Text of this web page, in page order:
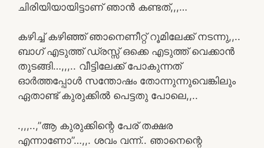
ചിരിയിയായിട്ടാണ് ഞാൻ കണ്ടത്,,,…
കഴിച്ച് കഴിഞ്ഞ് ഞാനെണീറ്റ് റൂമിലേക്ക് നടന്നു,,..
ബാഗ് എടുത്ത് ഡ്രസ്സ്‌ ഒക്കെ എടുത്ത് വെക്കാൻ
തുടങ്ങി…,,,.. വീട്ടിലേക്ക് പോകുന്നത്
ഓർത്തപ്പോൾ സന്തോഷം തോന്നുന്നുവെങ്കിലും
ഏതാണ്ട് കുരുക്കിൽ പെട്ടതു പോലെ,,..
.,,,..,”ആ കുരുക്കിന്റെ പേര് തക്ഷര
എന്നാണോ”…,,. ശവം വന്ന്.. ഞാനെന്റെ